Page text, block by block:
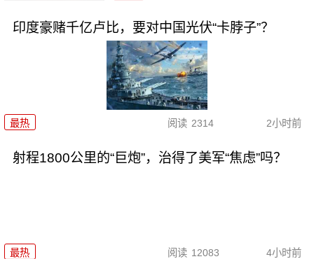
印度豪赌千亿卢比，要对中国光伏“卡脖子”？
最热 阅读 2314 2小时前
射程1800公里的“巨炮”，治得了美军“焦虑”吗？
最热 阅读 12083 4小时前